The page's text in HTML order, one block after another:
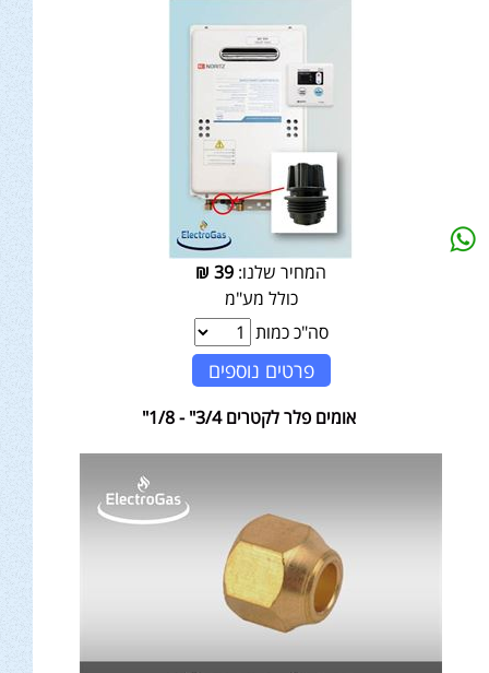
המחיר שלנו: 39
₪
כולל מע"מ
סה"כ כמות
פרטים נוספים
אומים פלר לקטרים 3/4" - 1/8"